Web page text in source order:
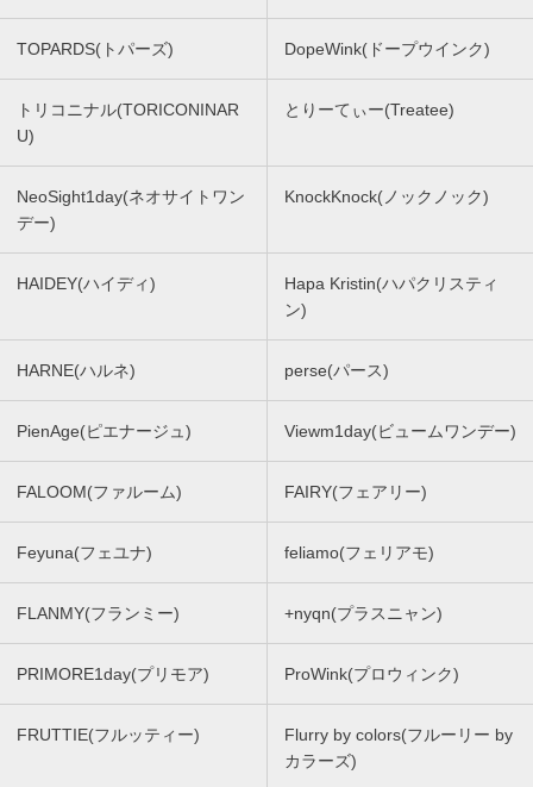
TOPARDS(トパーズ) DopeWink(ドープウインク)
トリコニナル(TORICONINAR
U)
とりーてぃー(Treatee)
NeoSight1day(ネオサイトワン
デー)
KnockKnock(ノックノック)
HAIDEY(ハイディ)
Hapa Kristin(ハパクリスティ
ン)
HARNE(ハルネ) perse(パース)
PienAge(ピエナージュ) Viewm1day(ビュームワンデー)
FALOOM(ファルーム) FAIRY(フェアリー)
Feyuna(フェユナ) feliamo(フェリアモ)
FLANMY(フランミー) +nyqn(プラスニャン)
PRIMORE1day(プリモア) ProWink(プロウィンク)
FRUTTIE(フルッティー)
Flurry by colors(フルーリー by
カラーズ)